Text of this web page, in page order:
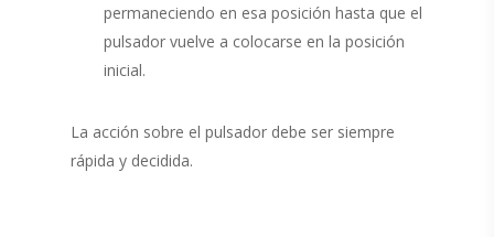
permaneciendo en esa posición hasta que el
pulsador vuelve a colocarse en la posición
inicial.
La acción sobre el pulsador debe ser siempre
rápida y decidida.